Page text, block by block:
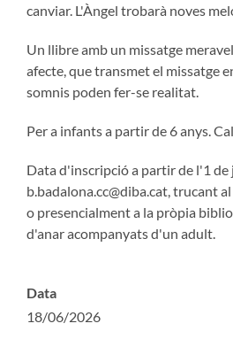
canviar. L'Àngel trobarà noves
Un llibre amb un missatge
afecte, que transmet el missatge
somnis poden fer-se realitat.
Per a infants a partir de 6 anys.
Data d'inscripció a partir de l'1 de
b.badalona.cc@diba.cat, trucant
o presencialment a la pròpia
d'anar acompanyats d'un adult.
Data
18/06/2026